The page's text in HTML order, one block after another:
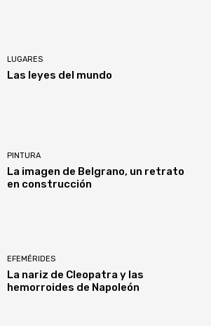
LUGARES
Las leyes del mundo
PINTURA
La imagen de Belgrano, un retrato
en construcción
EFEMÉRIDES
La nariz de Cleopatra y las
hemorroides de Napoleón